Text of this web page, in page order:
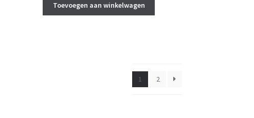
Toevoegen aan winkelwagen
1 2